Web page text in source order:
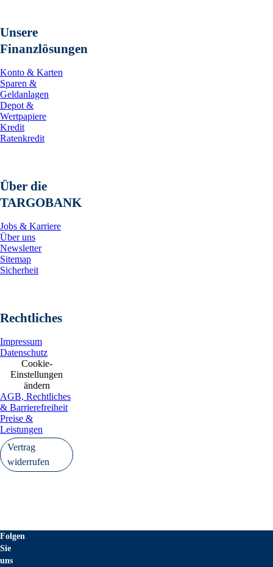
Unsere
Finanzlösungen
Konto & Karten
Sparen &
Geldanlagen
Depot &
Wertpapiere
Kredit
Ratenkredit
Über die
TARGOBANK
Jobs & Karriere
Über uns
Newsletter
Sitemap
Sicherheit
Rechtliches
Impressum
Datenschutz
Cookie-
Einstellungen
ändern
AGB, Rechtliches
& Barrierefreiheit
Preise &
Leistungen
Vertrag
widerrufen
Folgen
Sie
uns